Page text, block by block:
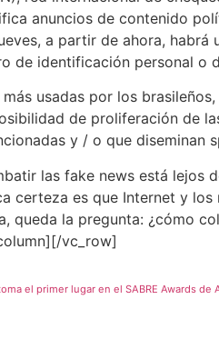
anuncios de contenido
a partir de ahora,
de identificación personal o
usadas por los
de proliferación de
y / o que diseminan
las fake news está lejos
certeza es que Internet y
queda la pregunta: ¿cómo
vc_row]
el primer lugar en el SABRE Awards de